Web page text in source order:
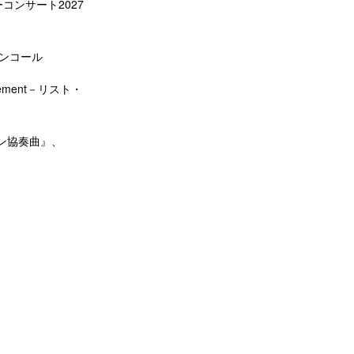
ンサート2027
コール
－リスト・
奏曲』、